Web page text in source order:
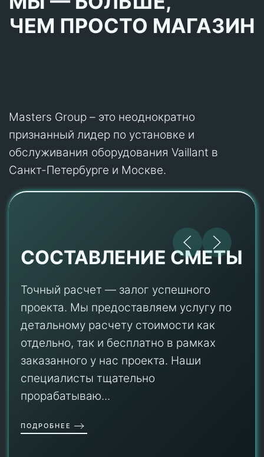
ЧЕМ ПРОСТО МАГАЗИН
Masters Group – это неоднократно
признанный лидер по установке и
обслуживания оборудования Vaillant в
Санкт-Петербурге и Москве.
СОСТАВЛЕНИЕ СМЕТЫ
Точный расчет — залог успешного
проекта. Мы предоставляем услугу по
детальному расчету стоимости как
отдельно, так и бесплатно в рамках
заказанного у нас проекта. Наши
специалисты тщательно
прорабатываю...
ПОДРОБНЕЕ